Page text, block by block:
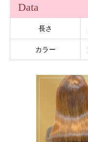
Data
長さ
カラー